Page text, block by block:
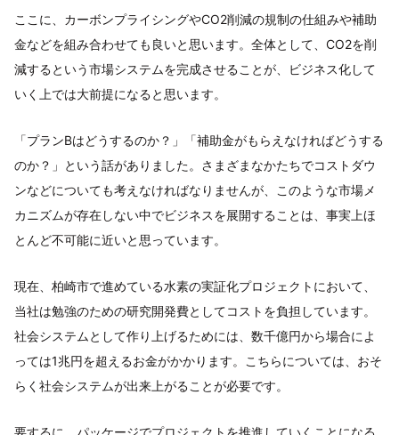
ここに、カーボンプライシングやCO2削減の規制の仕組みや補助
金などを組み合わせても良いと思います。全体として、CO2を削
減するという市場システムを完成させることが、ビジネス化して
いく上では大前提になると思います。
「プランBはどうするのか？」「補助金がもらえなければどうする
のか？」という話がありました。さまざまなかたちでコストダウ
ンなどについても考えなければなりませんが、このような市場メ
カニズムが存在しない中でビジネスを展開することは、事実上ほ
とんど不可能に近いと思っています。
現在、柏崎市で進めている水素の実証化プロジェクトにおいて、
当社は勉強のための研究開発費としてコストを負担しています。
社会システムとして作り上げるためには、数千億円から場合によ
っては1兆円を超えるお金がかかります。こちらについては、おそ
らく社会システムが出来上がることが必要です。
要するに、パッケージでプロジェクトを推進していくことになる